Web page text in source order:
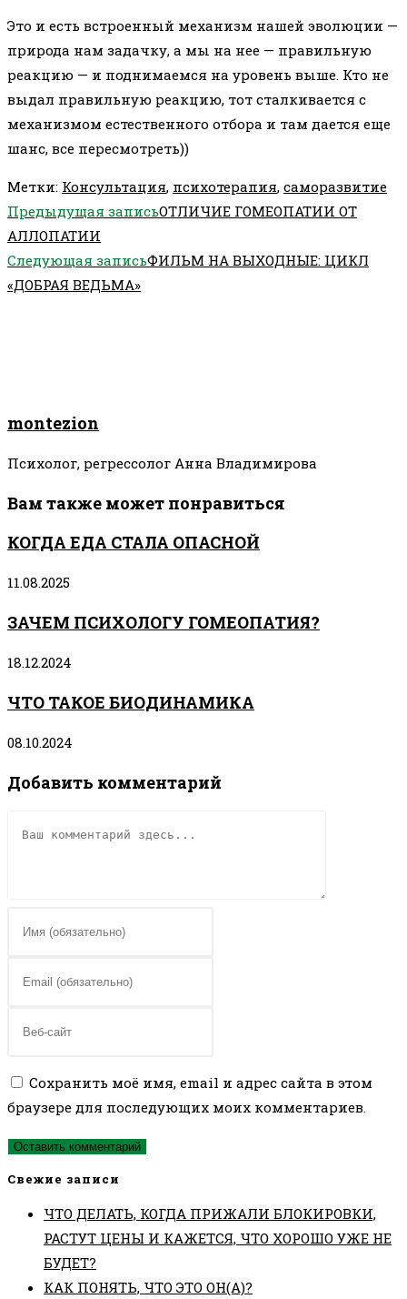
Это и есть встроенный механизм нашей эволюции —
природа нам задачку, а мы на нее — правильную
реакцию — и поднимаемся на уровень выше. Кто не
выдал правильную реакцию, тот сталкивается с
механизмом естественного отбора и там дается еще
шанс, все пересмотреть))
Метки: Консультация, психотерапия, саморазвитие
Еще
статьи
Предыдущая записьОТЛИЧИЕ ГОМЕОПАТИИ ОТ
АЛЛОПАТИИ
Следующая записьФИЛЬМ НА ВЫХОДНЫЕ: ЦИКЛ
«ДОБРАЯ ВЕДЬМА»
montezion
Психолог, регрессолог Анна Владимирова
Вам также может понравиться
КОГДА ЕДА СТАЛА ОПАСНОЙ
11.08.2025
ЗАЧЕМ ПСИХОЛОГУ ГОМЕОПАТИЯ?
18.12.2024
ЧТО ТАКОЕ БИОДИНАМИКА
08.10.2024
Добавить комментарий
или
пользователя,
прокомментировать
адрес,
прокомментировать
веб-
сайта
(необязательно)
Сохранить моё имя, email и адрес сайта в этом
браузере для последующих моих комментариев.
Свежие записи
ЧТО ДЕЛАТЬ, КОГДА ПРИЖАЛИ БЛОКИРОВКИ,
РАСТУТ ЦЕНЫ И КАЖЕТСЯ, ЧТО ХОРОШО УЖЕ НЕ
БУДЕТ?
КАК ПОНЯТЬ, ЧТО ЭТО ОН(А)?